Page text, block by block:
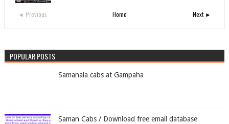
◄ Previous Next ►
Home
POPULAR POSTS
Samanala cabs at Gampaha
Saman Cabs / Download free email database